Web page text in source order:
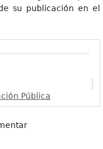
su publicación en el
Pública